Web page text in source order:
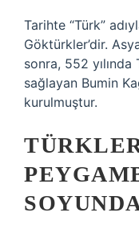
Tarihte “Türk”
Göktürkler’dir.
sonra, 552
sağlayan Bumin
kurulmuştur.